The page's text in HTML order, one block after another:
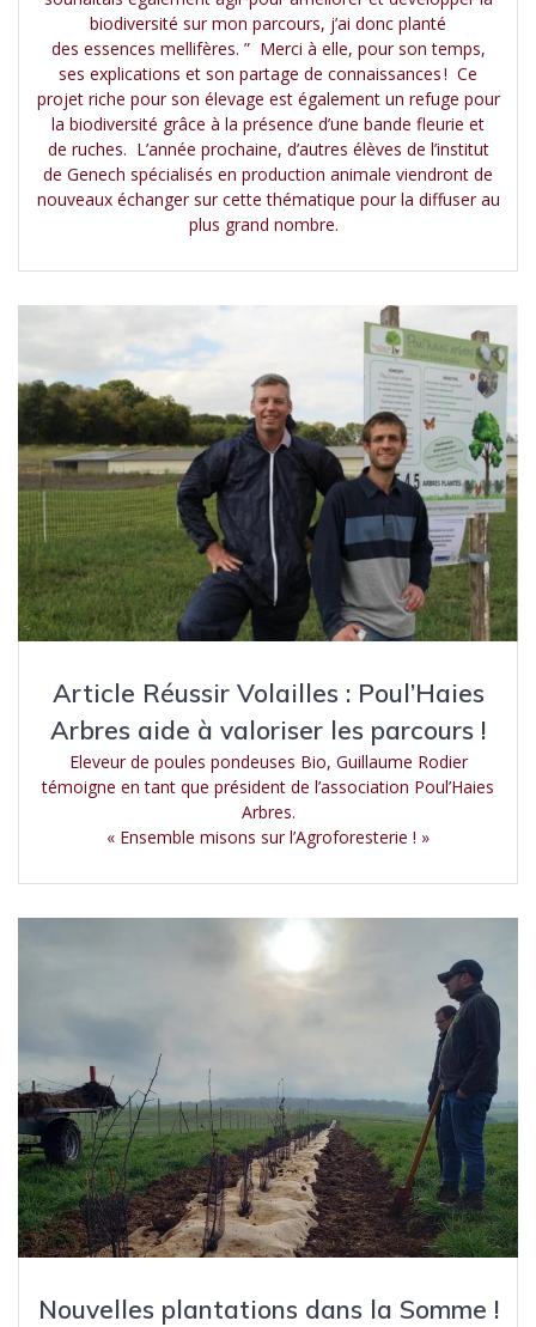
biodiversité sur mon parcours, j’ai donc planté
des essences mellifères. ” Merci à elle, pour son temps,
ses explications et son partage de connaissances ! Ce
projet riche pour son élevage est également un refuge pour
la biodiversité grâce à la présence d’une bande fleurie et
de ruches. L’année prochaine, d’autres élèves de l’institut
de Genech spécialisés en production animale viendront de
nouveaux échanger sur cette thématique pour la diffuser au
plus grand nombre.
Article Réussir Volailles : Poul’Haies
Arbres aide à valoriser les parcours !
Eleveur de poules pondeuses Bio, Guillaume Rodier
témoigne en tant que président de l’association Poul’Haies
Arbres.
« Ensemble misons sur l’Agroforesterie ! »
Nouvelles plantations dans la Somme !